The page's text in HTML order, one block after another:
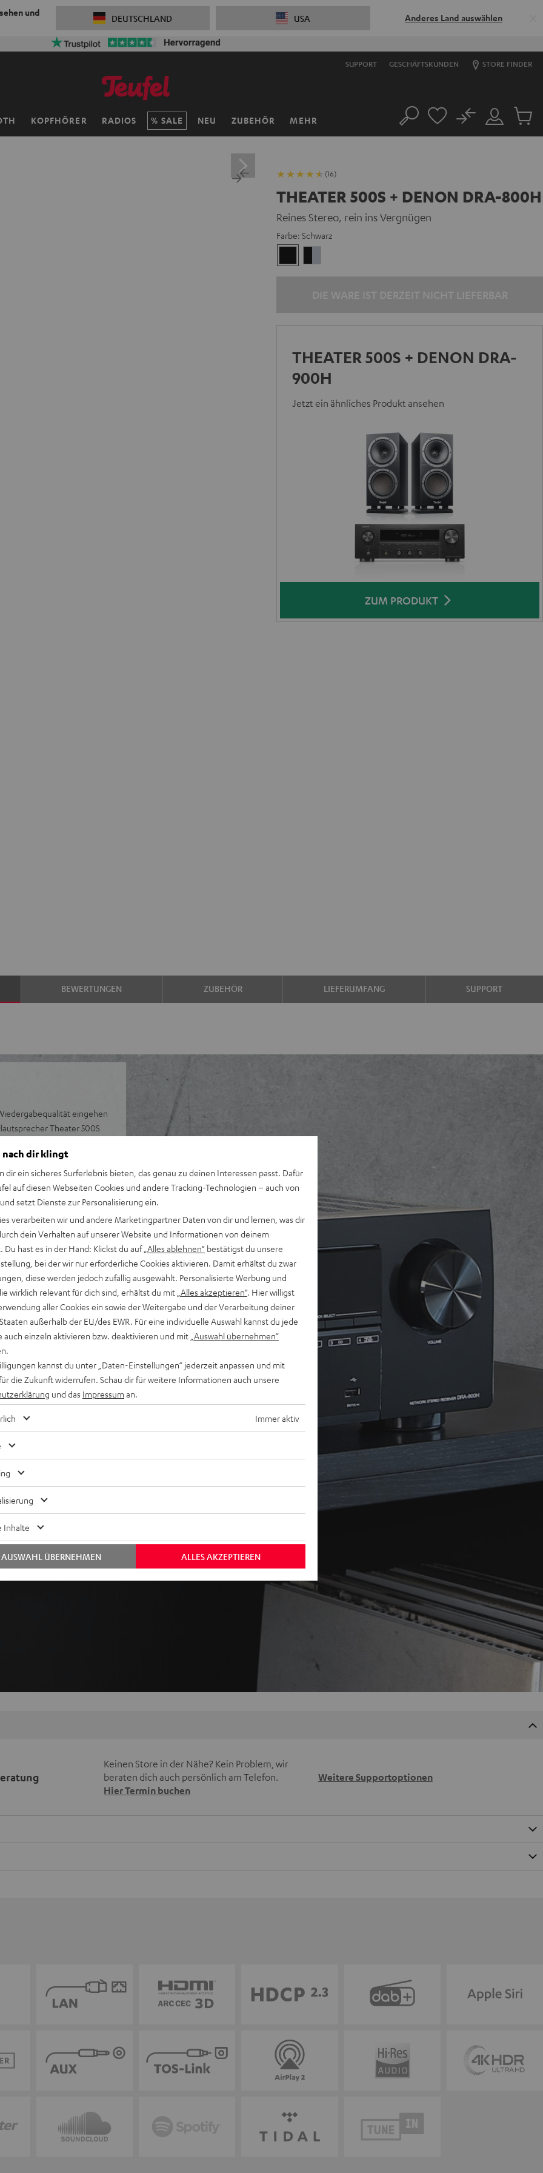
und
DEUTSCHLAND USA Anderes Land auswählen
SUPPORT GESCHÄFTSKUNDEN STORE FINDER
KOPFHÖRER RADIOS SALE NEU ZUBEHÖR MEHR Suche
Mein
Konto
No
Artikel
(16)
THEATER 500S + DENON DRA-800H
Reines Stereo, rein ins Vergnügen
Farbe: Schwarz
THEATER 500S + DENON DRA-
900H
Jetzt ein ähnliches Produkt ansehen
ZUM PRODUKT
BEWERTUNGEN ZUBEHÖR LIEFERUMFANG SUPPORT
eingehen
Theater 500S
Gegenüber dem
Stereo-AV-Netzwerk-
(15 m, 2,5
sowie weitere analoge
Unterstützung für 4K, 3D,
Google Assistant, Apple
Deezer, Spotify
TV-Receiver und mehr,
Kevlar-Membran, Time
magnetisch
Hörposition,
im Raum
Keinen Store in der Nähe? Kein Problem, wir
beraten dich auch persönlich am Telefon.
Hier Termin buchen
Weitere Supportoptionen
nach dir klingt
dir ein sicheres Surferlebnis bieten, das genau zu deinen Interessen passt. Dafür
auf diesen Webseiten Cookies und andere Tracking-Technologien – auch von
setzt Dienste zur Personalisierung ein.
verarbeiten wir und andere Marketingpartner Daten von dir und lernen, was dir
dein Verhalten auf unserer Website und Informationen von deinem
Du hast es in der Hand: Klickst du auf „Alles ablehnen“ bestätigst du unsere
bei der wir nur erforderliche Cookies aktivieren. Damit erhältst du zwar
diese werden jedoch zufällig ausgewählt. Personalisierte Werbung und
wirklich relevant für dich sind, erhältst du mit „Alles akzeptieren“. Hier willigst
aller Cookies ein sowie der Weitergabe und der Verarbeitung deiner
außerhalb der EU/des EWR. Für eine individuelle Auswahl kannst du jede
auch einzeln aktivieren bzw. deaktivieren und mit „Auswahl übernehmen“
kannst du unter „Daten-Einstellungen“ jederzeit anpassen und mit
die Zukunft widerrufen. Schau dir für weitere Informationen auch unsere
und das Impressum an.
Immer aktiv
Inhalte
ALLES AKZEPTIEREN
AUSWAHL ÜBERNEHMEN